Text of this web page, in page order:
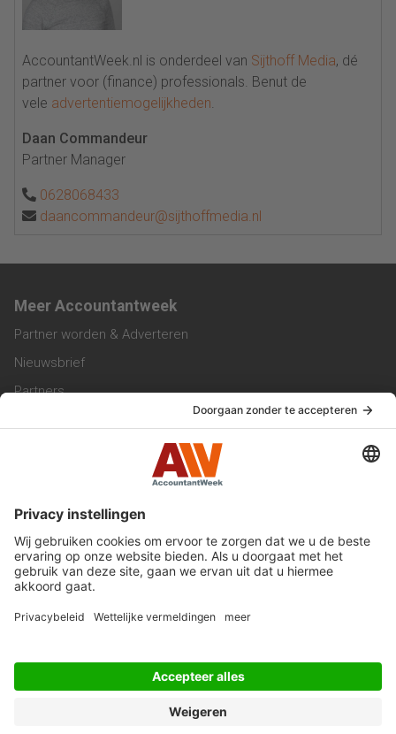
AccountantWeek.nl is onderdeel van Sijthoff Media, dé
partner voor (finance) professionals. Benut de
vele advertentiemogelijkheden.
Daan Commandeur
Partner Manager
0628068433
daancommandeur@sijthoffmedia.nl
Meer Accountantweek
Partner worden & Adverteren
Nieuwsbrief
Partners
Werken bij ons
Privacy Statement
Algemene Voorwaarden
Privacyinstellingen